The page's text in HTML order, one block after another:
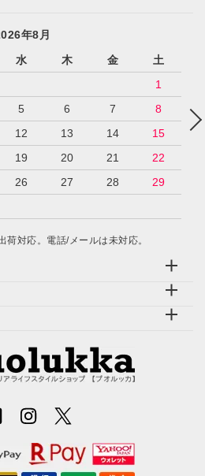
年8月
水 木 金
土
1
5 6 7
8
12 13 14
15
19 20 21
22
26 27 28
29
対応。電話/メールは未対応。